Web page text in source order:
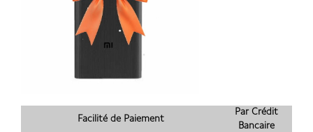
Facilité de Paiement
Par Crédit
Bancaire